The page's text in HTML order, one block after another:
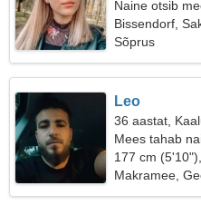
Naine otsib
Bissendorf,
Sõprus
Leo
36 aastat,
Mees tahab
177 cm
Makramee,